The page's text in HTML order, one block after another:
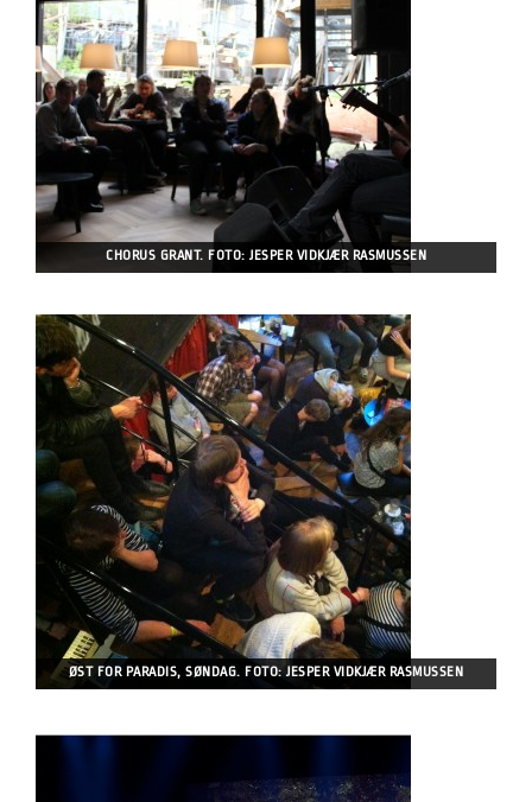
CHORUS GRANT. FOTO: JESPER VIDKJÆR RASMUSSEN
ØST FOR PARADIS, SØNDAG. FOTO: JESPER VIDKJÆR RASMUSSEN